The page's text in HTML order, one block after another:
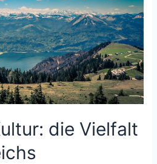
die Vielfalt